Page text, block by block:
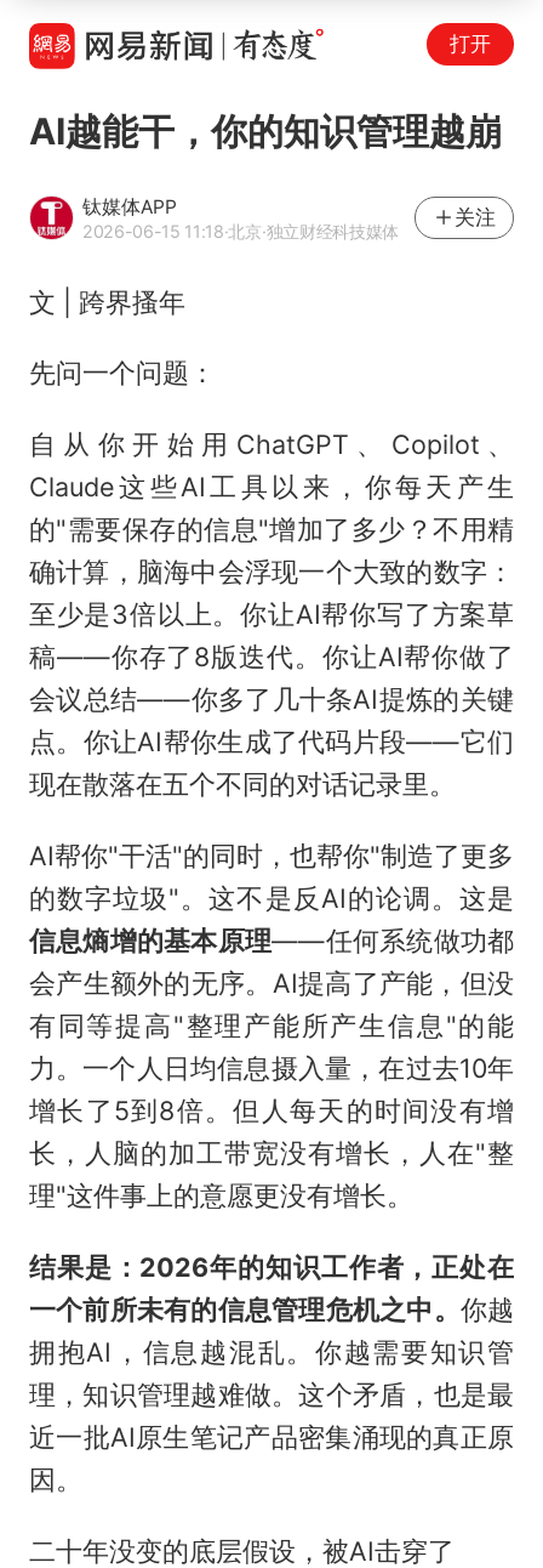
打开
AI越能干，你的知识管理越崩
钛媒体APP
2026-06-15 11:18·北京·独立财经科技媒体
关注
文 | 跨界搔年
先问一个问题：
自从你开始用ChatGPT、Copilot、
Claude这些AI工具以来，你每天产生
的"需要保存的信息"增加了多少？不用精
确计算，脑海中会浮现一个大致的数字：
至少是3倍以上。你让AI帮你写了方案草
稿——你存了8版迭代。你让AI帮你做了
会议总结——你多了几十条AI提炼的关键
点。你让AI帮你生成了代码片段——它们
现在散落在五个不同的对话记录里。
AI帮你"干活"的同时，也帮你"制造了更多
的数字垃圾"。这不是反AI的论调。这是
信息熵增的基本原理——任何系统做功都
会产生额外的无序。AI提高了产能，但没
有同等提高"整理产能所产生信息"的能
力。一个人日均信息摄入量，在过去10年
增长了5到8倍。但人每天的时间没有增
长，人脑的加工带宽没有增长，人在"整
理"这件事上的意愿更没有增长。
结果是：2026年的知识工作者，正处在
一个前所未有的信息管理危机之中。 你越
拥抱AI，信息越混乱。你越需要知识管
理，知识管理越难做。这个矛盾，也是最
近一批AI原生笔记产品密集涌现的真正原
因。
二十年没变的底层假设，被AI击穿了